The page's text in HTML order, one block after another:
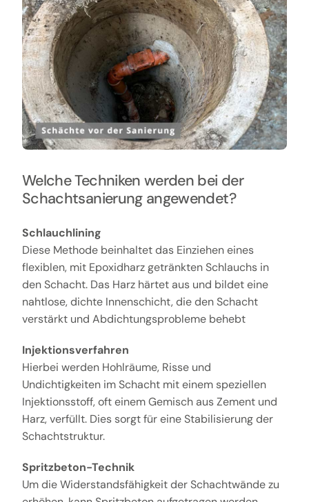
Welche Techniken werden bei der
Schachtsanierung angewendet?
Schlauchlining
Diese Methode beinhaltet das Einziehen eines
flexiblen, mit Epoxidharz getränkten Schlauchs in
den Schacht. Das Harz härtet aus und bildet eine
nahtlose, dichte Innenschicht, die den Schacht
verstärkt und Abdichtungsprobleme behebt
Injektionsverfahren
Hierbei werden Hohlräume, Risse und
Undichtigkeiten im Schacht mit einem speziellen
Injektionsstoff, oft einem Gemisch aus Zement und
Harz, verfüllt. Dies sorgt für eine Stabilisierung der
Schachtstruktur.
Spritzbeton-Technik
Um die Widerstandsfähigkeit der Schachtwände zu